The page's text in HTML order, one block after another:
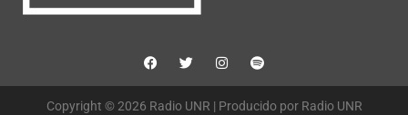
Copyright © 2026 Radio UNR | Producido por Radio UNR